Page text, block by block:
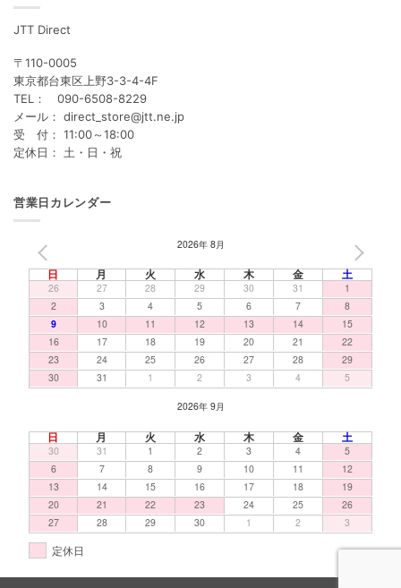
JTT Direct
〒110-0005
東京都台東区上野3-3-4-4F
TEL： 090-6508-8229
メール： direct_store@jtt.ne.jp
受 付： 11:00～18:00
定休日： 土・日・祝
営業日カレンダー
2026年 8月
日 月 火 水 木 金 土
26 27 28 29 30 31
1
2
3 4 5 6 7
8
9
10 11 12 13 14
15
16
17 18 19 20 21
22
23
24 25 26 27 28
29
30
31 1 2 3 4 5
2026年 9月
日 月 火 水 木 金 土
30 31 1 2 3 4
5
6
7 8 9 10 11
12
13
14 15 16 17 18
19
20
21 22 23 24 25
26
27
28 29 30 1 2 3
定休日